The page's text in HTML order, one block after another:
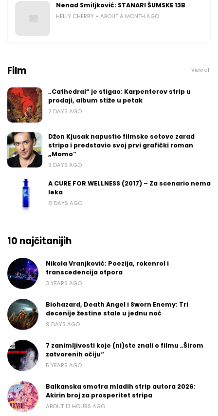
Nenad Smiljković: STANARI ŠUMSKE 13B
HELLY CHERRY ABOUT A MONTH AGO
Film View all
„Cathedral“ je stigao: Karpenterov strip u
prodaji, album stiže u petak
2 DAYS AGO
Džon Kjusak napustio filmske setove zarad
stripa i predstavio svoj prvi grafički roman
„Momo“
3 DAYS AGO
A CURE FOR WELLNESS (2017) – Za scenario nema
leka
8 DAYS AGO
10 najčitanijih
Nikola Vranjković: Poezija, rokenrol i
transcedencija otpora
3 YEARS AGO
Biohazard, Death Angel i Sworn Enemy: Tri
decenije žestine stale u jednu noć
9 DAYS AGO
7 zanimljivosti koje (ni)ste znali o filmu „Širom
zatvorenih očiju“
5 YEARS AGO
Balkanska smotra mladih strip autora 2026:
Akirin broj za prosperitet stripa
ABOUT 13 HOURS AGO